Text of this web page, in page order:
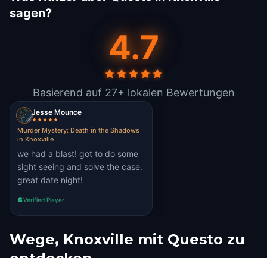
sagen?
4.7
Basierend auf 27+ lokalen Bewertungen
Jesse Mounce
Murder Mystery: Death in the Shadows
in Knoxville
we had a blast! got to do some
sight seeing and solve the case.
great date night!
Verified Player
Wege, Knoxville mit Questo zu